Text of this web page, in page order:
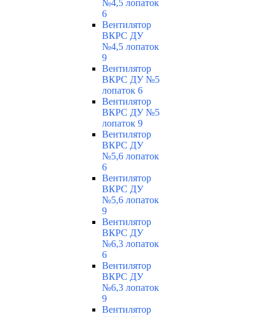
№4,5 лопаток
6
Вентилятор
ВКРС ДУ
№4,5 лопаток
9
Вентилятор
ВКРС ДУ №5
лопаток 6
Вентилятор
ВКРС ДУ №5
лопаток 9
Вентилятор
ВКРС ДУ
№5,6 лопаток
6
Вентилятор
ВКРС ДУ
№5,6 лопаток
9
Вентилятор
ВКРС ДУ
№6,3 лопаток
6
Вентилятор
ВКРС ДУ
№6,3 лопаток
9
Вентилятор